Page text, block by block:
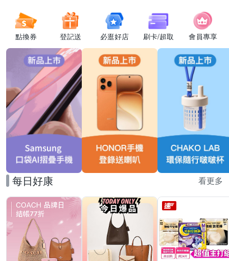
點換券 登記送 必逛好店 刷卡/超取 會員專享
每日好康 看更多